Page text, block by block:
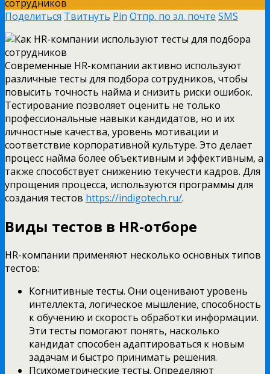
Поделиться Твитнуть Pin Отпр. по эл. почте SMS
Современные HR-компании активно используют
различные тесты для подбора сотрудников, чтобы
повысить точность найма и снизить риски ошибок.
Тестирование позволяет оценить не только
профессиональные навыки кандидатов, но и их
личностные качества, уровень мотивации и
соответствие корпоративной культуре. Это делает
процесс найма более объективным и эффективным, а
также способствует снижению текучести кадров. Для
упрощения процесса, используются программы для
создания тестов https://indigotech.ru/.
Виды тестов в HR-отборе
HR-компании применяют несколько основных типов
тестов:
Когнитивные тесты. Они оценивают уровень
интеллекта, логическое мышление, способность
к обучению и скорость обработки информации.
Эти тесты помогают понять, насколько
кандидат способен адаптироваться к новым
задачам и быстро принимать решения.
Психометрические тесты. Определяют